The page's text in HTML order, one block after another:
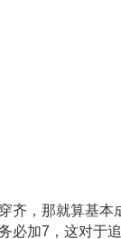
，那就算基本
必加7，这对于